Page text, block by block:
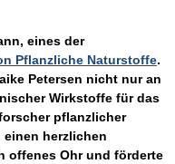
eines der
Pflanzliche Naturstoffe.
Petersen nicht nur an
Wirkstoffe für das
pflanzlicher
herzlichen
offenes Ohr und förderte